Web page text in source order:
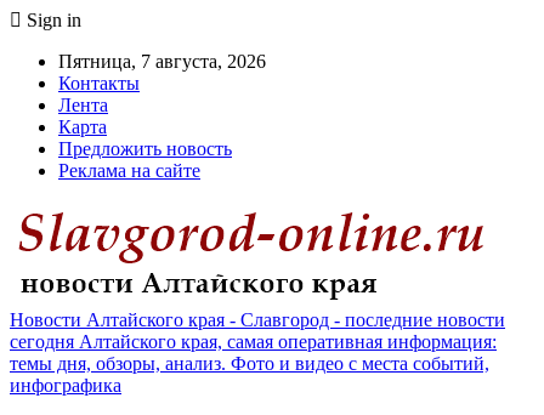
Sign in
Пятница, 7 августа, 2026
Контакты
Лента
Карта
Предложить новость
Реклама на сайте
Новости Алтайского края - Славгород - последние новости
сегодня Алтайского края, самая оперативная информация:
темы дня, обзоры, анализ. Фото и видео с места событий,
инфографика